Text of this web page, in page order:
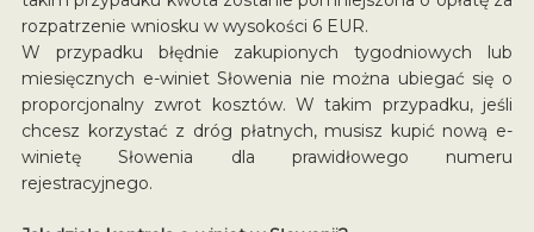
rozpatrzenie wniosku w wysokości 6 EUR.
W przypadku błędnie zakupionych tygodniowych lub
miesięcznych e-winiet Słowenia nie można ubiegać się o
proporcjonalny zwrot kosztów. W takim przypadku, jeśli
chcesz korzystać z dróg płatnych, musisz kupić nową e-
winietę Słowenia dla prawidłowego numeru
rejestracyjnego.